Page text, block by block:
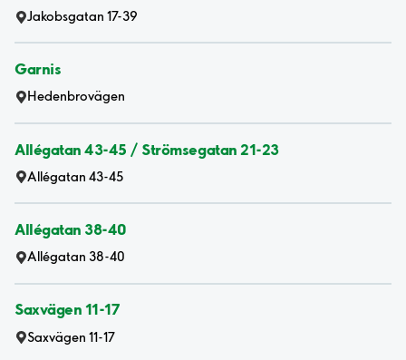
Jakobsgatan 17-39
Garnis
Hedenbrovägen
Allégatan 43-45 / Strömsegatan 21-23
Allégatan 43-45
Allégatan 38-40
Allégatan 38-40
Saxvägen 11-17
Saxvägen 11-17